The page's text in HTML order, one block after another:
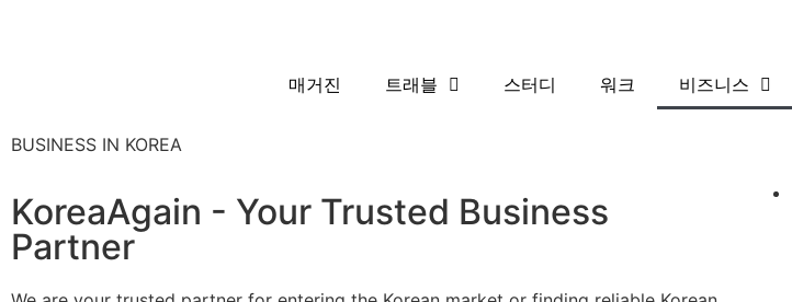
매거진 트래블 스터디 워크 비즈니스
BUSINESS IN KOREA
KoreaAgain - Your Trusted Business
Partner